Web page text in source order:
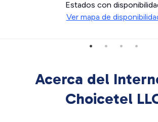
Estados con
Ver mapa de
Acerca del
Choicetel